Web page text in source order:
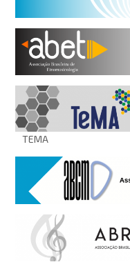
TEMA